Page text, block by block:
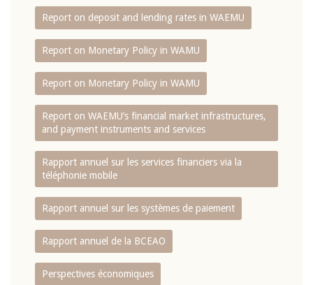
Report on deposit and lending rates in WAEMU
Report on Monetary Policy in WAMU
Report on Monetary Policy in WAMU
Report on WAEMU’s financial market infrastructures,
and payment instruments and services
Rapport annuel sur les services financiers via la
téléphonie mobile
Rapport annuel sur les systèmes de paiement
Rapport annuel de la BCEAO
Perspectives économiques